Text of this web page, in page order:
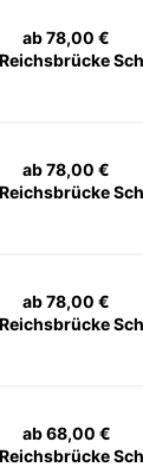
ab 78,00 €
ab 78,00 €
ab 78,00 €
ab 68,00 €